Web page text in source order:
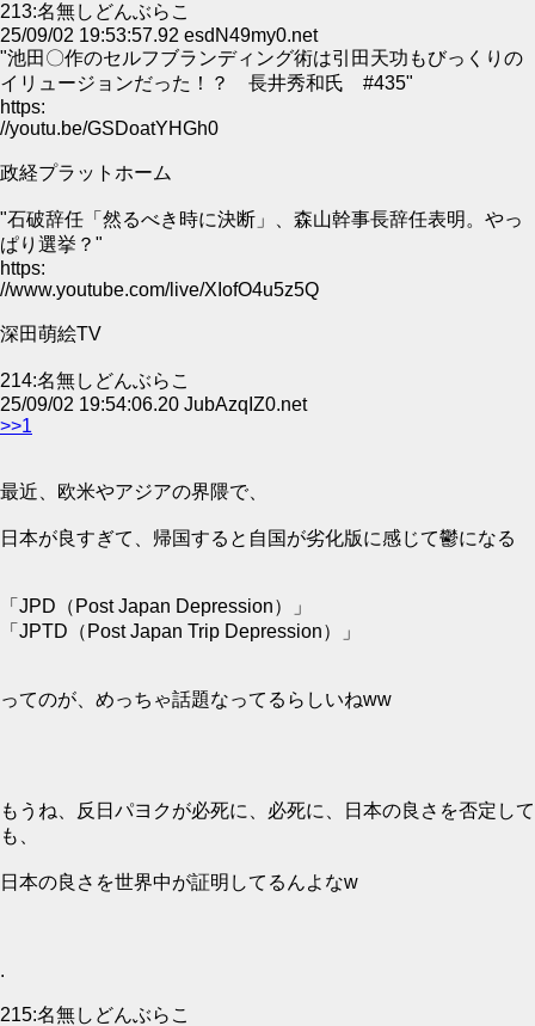
213:名無しどんぶらこ
25/09/02 19:53:57.92 esdN49my0.net
"池田〇作のセルフブランディング術は引田天功もびっくりの
イリュージョンだった！？ 長井秀和氏 #435"
https:
//youtu.be/GSDoatYHGh0
政経プラットホーム
"石破辞任「然るべき時に決断」、森山幹事長辞任表明。やっ
ぱり選挙？"
https:
//www.youtube.com/live/XIofO4u5z5Q
深田萌絵TV
214:名無しどんぶらこ
25/09/02 19:54:06.20 JubAzqIZ0.net
>>1
最近、欧米やアジアの界隈で、
日本が良すぎて、帰国すると自国が劣化版に感じて鬱になる
「JPD（Post Japan Depression）」
「JPTD（Post Japan Trip Depression）」
ってのが、めっちゃ話題なってるらしいねww
もうね、反日パヨクが必死に、必死に、日本の良さを否定して
も、
日本の良さを世界中が証明してるんよなw
.
215:名無しどんぶらこ